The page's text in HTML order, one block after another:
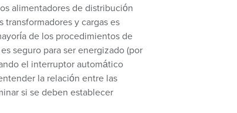
alimentadores de distribución
y cargas es
de los procedimientos de
seguro para ser energizado (por
el interruptor automático
la relación entre las
si se deben establecer